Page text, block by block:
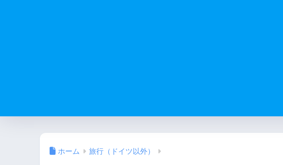
ホーム 旅行（ドイツ以外）